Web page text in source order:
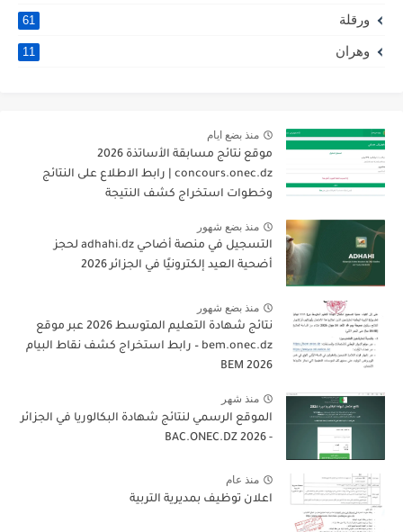
ورقلة 61
وهران 11
منذ بضع ايام
موقع نتائج مسابقة الأساتذة 2026
concours.onec.dz | رابط الاطلاع على النتائج
وخطوات استخراج كشف النتيجة
منذ بضع شهور
التسجيل في منصة أضاحي adhahi.dz لحجز
أضحية العيد إلكترونيًا في الجزائر 2026
منذ بضع شهور
نتائج شهادة التعليم المتوسط 2026 عبر موقع
bem.onec.dz – رابط استخراج كشف نقاط البيام
BEM 2026
منذ شهر
الموقع الرسمي لنتائج شهادة البكالوريا في الجزائر
- 2026 BAC.ONEC.DZ
منذ عام
اعلان توظيف بمديرية التربية